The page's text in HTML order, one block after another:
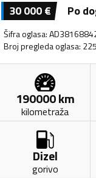
30 000€ Po
Šifra oglasa:
Broj pregleda oglasa:
190000km
kilometraža
Dizel
gorivo